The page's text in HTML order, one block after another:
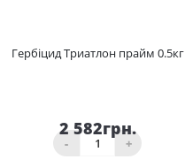
Гербіцид Триатлон прайм 0.5кг
2 582грн.
- +